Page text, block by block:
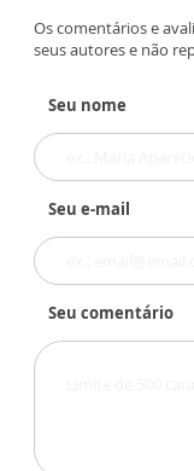
Os comentários e
seus autores e não
Seu nome
Seu e-mail
Seu comentário